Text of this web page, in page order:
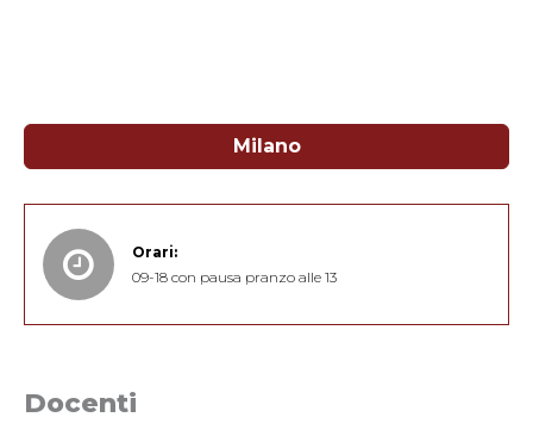
Milano
Orari:
09-18 con pausa pranzo alle 13
Docenti